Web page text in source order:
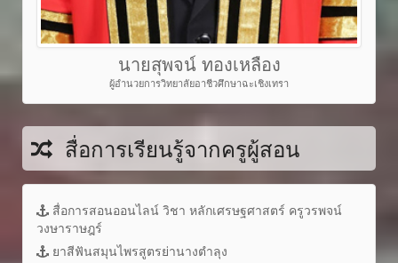
นายสุพจน์ ทองเหลือง
ผู้อำนวยการวิทยาลัยอาชีวศึกษาฉะเชิงเทรา
สื่อการเรียนรู้จากครูผู้สอน
สื่อการสอนออนไลน์ วิชา หลักเศรษฐศาสตร์ ครูวรพจน์
วงษาราษฎร์
ยาสีฟันสมุนไพรสูตรย่านางตำลุง